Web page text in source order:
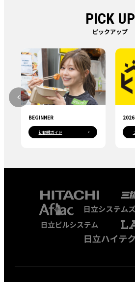
PICK UP
2026-27 FAN CLUB
ファンクラブ